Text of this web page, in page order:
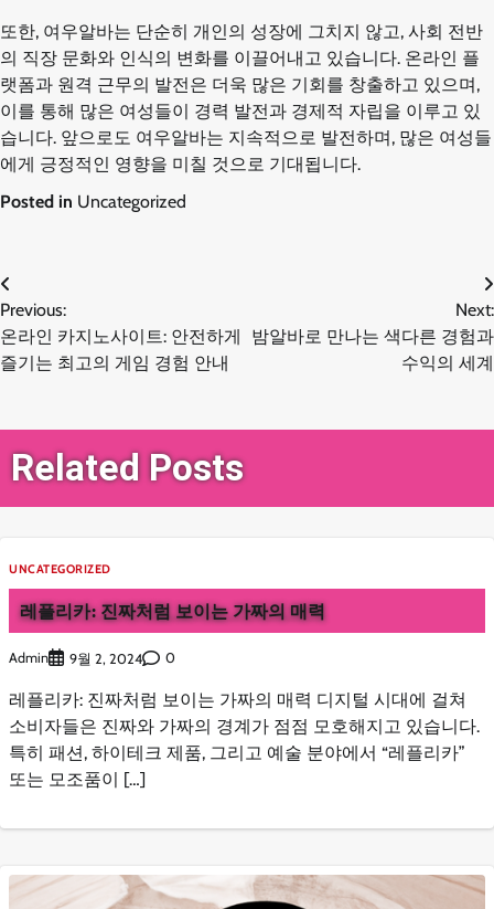
또한, 여우알바는 단순히 개인의 성장에 그치지 않고, 사회 전반
의 직장 문화와 인식의 변화를 이끌어내고 있습니다. 온라인 플
랫폼과 원격 근무의 발전은 더욱 많은 기회를 창출하고 있으며,
이를 통해 많은 여성들이 경력 발전과 경제적 자립을 이루고 있
습니다. 앞으로도 여우알바는 지속적으로 발전하며, 많은 여성들
에게 긍정적인 영향을 미칠 것으로 기대됩니다.
Posted in Uncategorized
글
탐
색
Previous:
온라인 카지노사이트: 안전하게
즐기는 최고의 게임 경험 안내
Next:
밤알바로 만나는 색다른 경험과
수익의 세계
Related Posts
UNCATEGORIZED
레플리카: 진짜처럼 보이는 가짜의 매력
Admin 9월 2, 2024 0
레플리카: 진짜처럼 보이는 가짜의 매력 디지털 시대에 걸쳐
소비자들은 진짜와 가짜의 경계가 점점 모호해지고 있습니다.
특히 패션, 하이테크 제품, 그리고 예술 분야에서 “레플리카”
또는 모조품이 […]